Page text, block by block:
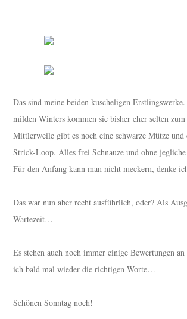
Das sind meine beiden kuscheligen Erstlingswerke.
milden Winters kommen sie bisher eher selten
Mittlerweile gibt es noch eine schwarze Mütze und
Strick-Loop. Alles frei Schnauze und ohne
Für den Anfang kann man nicht meckern, denke
Das war nun aber recht ausführlich, oder? Als
Wartezeit…
Es stehen auch noch immer einige Bewertungen
ich bald mal wieder die richtigen Worte…
Schönen Sonntag noch!